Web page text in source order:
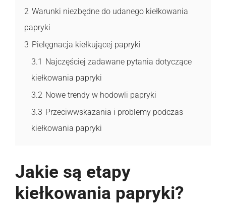
2 Warunki niezbędne do udanego kiełkowania
papryki
3 Pielęgnacja kiełkującej papryki
3.1 Najczęściej zadawane pytania dotyczące
kiełkowania papryki
3.2 Nowe trendy w hodowli papryki
3.3 Przeciwwskazania i problemy podczas
kiełkowania papryki
Jakie są etapy
kiełkowania papryki?